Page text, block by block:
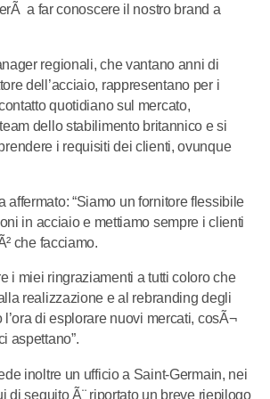
a far conoscere il nostro brand a
regionali, che vantano anni di
dell’acciaio, rappresentano per i
quotidiano sul mercato,
dello stabilimento britannico e si
i requisiti dei clienti, ovunque
affermato: “Siamo un fornitore flessibile
in acciaio e mettiamo sempre i clienti
che facciamo.
i miei ringraziamenti a tutti coloro che
realizzazione e al rebranding degli
di esplorare nuovi mercati, cosÃ¬
aspettano”.
inoltre un ufficio a Saint-Germain, nei
di seguito Ã¨ riportato un breve riepilogo